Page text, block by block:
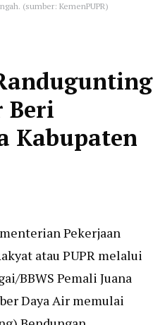
(sumber: KemenPUPR)
Beri
Kabupaten
Pekerjaan
atau PUPR melalui
BBWS Pemali Juana
Daya Air memulai